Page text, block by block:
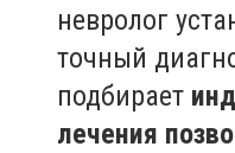
невролог
точный
подбирает
лечения